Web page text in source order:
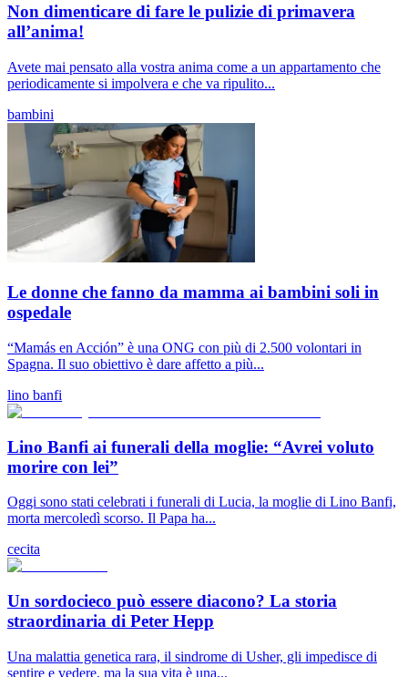
Non dimenticare di fare le pulizie di primavera
all’anima!
Avete mai pensato alla vostra anima come a un appartamento che
periodicamente si impolvera e che va ripulito...
bambini
Le donne che fanno da mamma ai bambini soli in
ospedale
“Mamás en Acción” è una ONG con più di 2.500 volontari in
Spagna. Il suo obiettivo è dare affetto a più...
lino banfi
Lino Banfi ai funerali della moglie: “Avrei voluto
morire con lei”
Oggi sono stati celebrati i funerali di Lucia, la moglie di Lino Banfi,
morta mercoledì scorso. Il Papa ha...
cecita
Un sordocieco può essere diacono? La storia
straordinaria di Peter Hepp
Una malattia genetica rara, il sindrome di Usher, gli impedisce di
sentire e vedere, ma la sua vita è una...